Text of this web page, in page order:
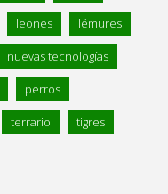
leones lémures
nuevas tecnologías
perros
terrario tigres